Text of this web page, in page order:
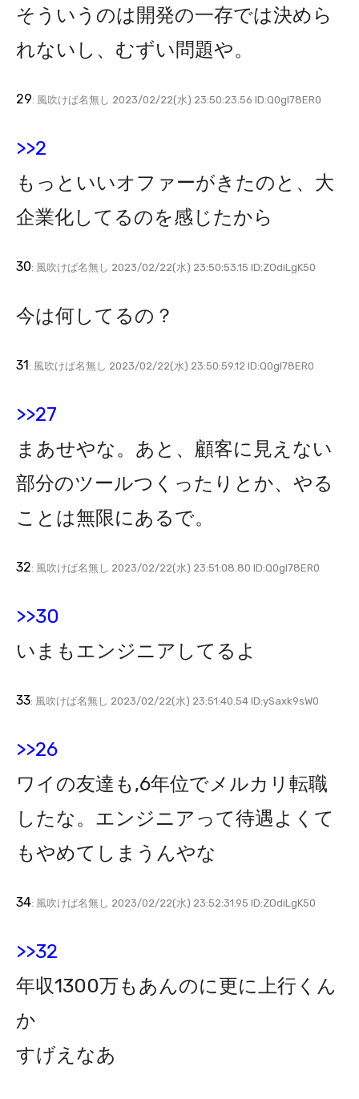
そういうのは開発の一存では決めら
れないし、むずい問題や。
29: 風吹けば名無し 2023/02/22(水) 23:50:23.56 ID:Q0gl78ER0
>>2
もっといいオファーがきたのと、大
企業化してるのを感じたから
30: 風吹けば名無し 2023/02/22(水) 23:50:53.15 ID:ZOdiLgK50
今は何してるの？
31: 風吹けば名無し 2023/02/22(水) 23:50:59.12 ID:Q0gl78ER0
>>27
まあせやな。あと、顧客に見えない
部分のツールつくったりとか、やる
ことは無限にあるで。
32: 風吹けば名無し 2023/02/22(水) 23:51:08.80 ID:Q0gl78ER0
>>30
いまもエンジニアしてるよ
33: 風吹けば名無し 2023/02/22(水) 23:51:40.54 ID:ySaxk9sW0
>>26
ワイの友達も,6年位でメルカリ転職
したな。エンジニアって待遇よくて
もやめてしまうんやな
34: 風吹けば名無し 2023/02/22(水) 23:52:31.95 ID:ZOdiLgK50
>>32
年収1300万もあんのに更に上行くん
か
すげえなあ